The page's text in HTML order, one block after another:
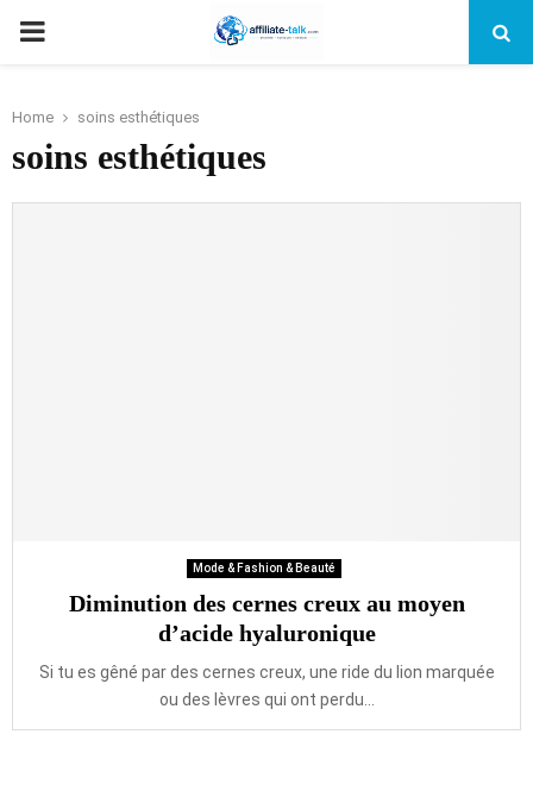
PRIMARY
Home soins esthétiques
soins esthétiques
Mode & Fashion & Beauté
Diminution des cernes creux au moyen
d’acide hyaluronique
Si tu es gêné par des cernes creux, une ride du lion marquée
ou des lèvres qui ont perdu...